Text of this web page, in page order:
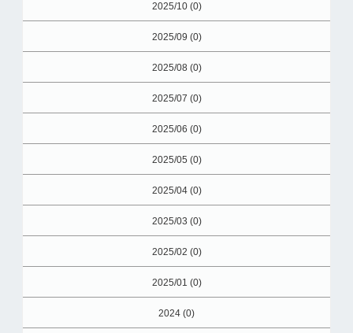
2025/10 (0)
2025/09 (0)
2025/08 (0)
2025/07 (0)
2025/06 (0)
2025/05 (0)
2025/04 (0)
2025/03 (0)
2025/02 (0)
2025/01 (0)
2024 (0)